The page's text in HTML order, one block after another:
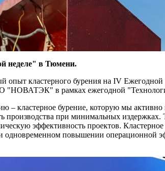
неделе" в Тюмени.
кластерного бурения на IV
"НОВАТЭК" в рамках ежегодной
– кластерное бурение, которую мы
производства при минимальных
эффективность проектов.
одновременном повышении операционной